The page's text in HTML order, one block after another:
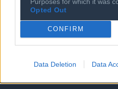
Opted Out
CONFIRM
Data Deletion Data
Επιχειρήσεις
Καιρός